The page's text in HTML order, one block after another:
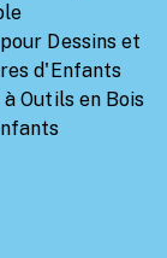
Dessins et
d'Enfants
à Outils en Bois